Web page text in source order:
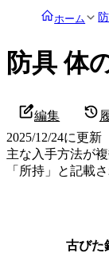
ホーム
防具 体
編集
2025/12/24に更新
主な入手方法が
「所持」と記載
古びた